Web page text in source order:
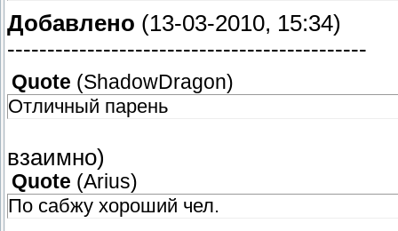
Добавлено (13-03-2010, 15:34)
---------------------------------------------
Quote (ShadowDragon)
Отличный парень
взаимно)
Quote (Arius)
По сабжу хороший чел.